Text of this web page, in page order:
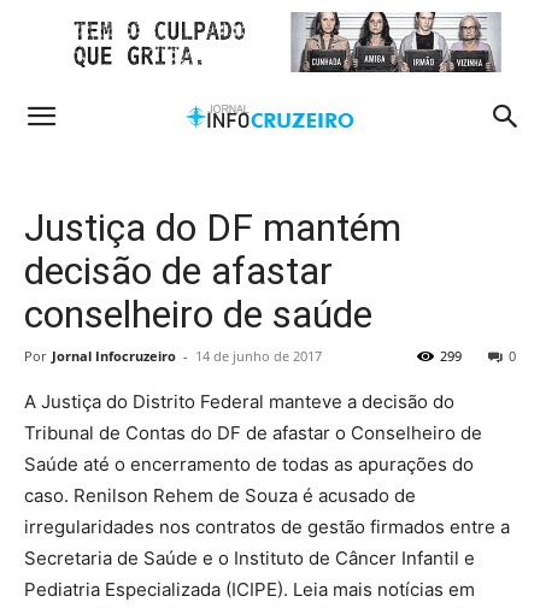
Justiça do DF mantém
decisão de afastar
conselheiro de saúde
Por Jornal Infocruzeiro - 14 de junho de 2017 0
299
A Justiça do Distrito Federal manteve a decisão do
Tribunal de Contas do DF de afastar o Conselheiro de
Saúde até o encerramento de todas as apurações do
caso. Renilson Rehem de Souza é acusado de
irregularidades nos contratos de gestão firmados entre a
Secretaria de Saúde e o Instituto de Câncer Infantil e
Pediatria Especializada (ICIPE). Leia mais notícias em